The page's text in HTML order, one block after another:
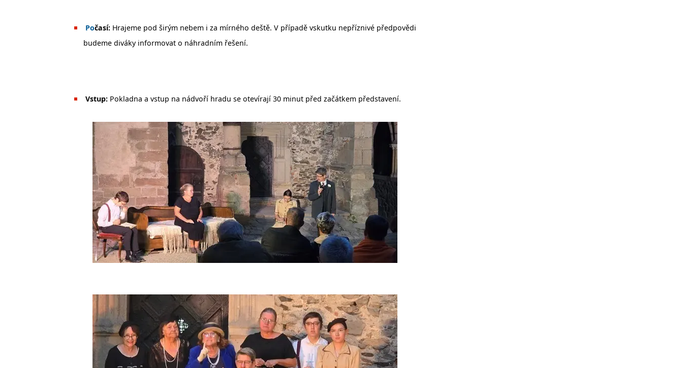
Počasí: Hrajeme pod širým nebem i za mírného deště. V případě vskutku nepříznivé předpovědi
budeme diváky informovat o náhradním řešení.
Vstup: Pokladna a vstup na nádvoří hradu se otevírají 30 minut před začátkem představení.